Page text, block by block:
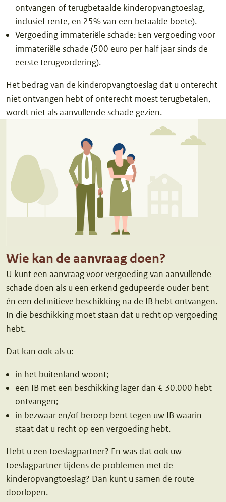
ontvangen of terugbetaalde kinderopvangtoeslag,
inclusief rente, en 25% van een betaalde boete).
Vergoeding immateriële schade: Een vergoeding voor
immateriële schade (500 euro per half jaar sinds de
eerste terugvordering).
Het bedrag van de kinderopvangtoeslag dat u onterecht
niet ontvangen hebt of onterecht moest terugbetalen,
wordt niet als aanvullende schade gezien.
Wie kan de aanvraag doen?
U kunt een aanvraag voor vergoeding van aanvullende
schade doen als u een erkend gedupeerde ouder bent
én een definitieve beschikking na de IB hebt ontvangen.
In die beschikking moet staan dat u recht op vergoeding
hebt.
Dat kan ook als u:
in het buitenland woont;
een IB met een beschikking lager dan € 30.000 hebt
ontvangen;
in bezwaar en/of beroep bent tegen uw IB waarin
staat dat u recht op een vergoeding hebt.
Hebt u een toeslagpartner? En was dat ook uw
toeslagpartner tijdens de problemen met de
kinderopvangtoeslag? Dan kunt u samen de route
doorlopen.